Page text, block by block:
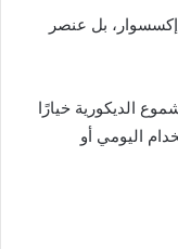
بل عنصر
الديكورية خيارًا
اليومي أو